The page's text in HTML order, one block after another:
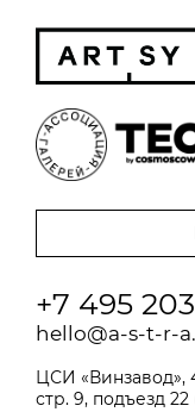
+7 495
hello@a-s-t-r-
ЦСИ «Винзавод»,
стр. 9, подъезд 22